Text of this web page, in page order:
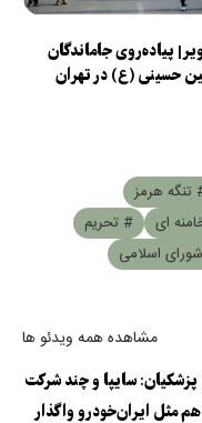
پیاده‌روی جاماندگان
حسینی (ع) در تهران
تنگه هرمز
ای
# تحریم
اسلامی
مشاهده همه ویدئو ها
پزشکیان: سایپا و چند شرکت
مثل ایران‌خودرو واگذار